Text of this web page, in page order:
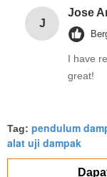
J
Jose
I have
great!
Tag: pendulum
alat uji dampak